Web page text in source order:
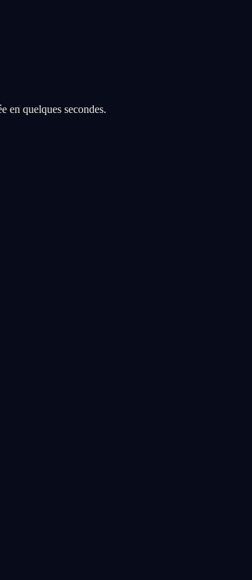
en quelques secondes.